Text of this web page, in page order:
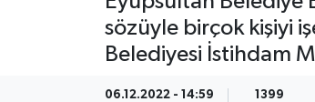
sözüyle birçok kişiyi
Belediyesi İstihdam
06.12.2022 - 14:59 1399
GÖKTÜRK